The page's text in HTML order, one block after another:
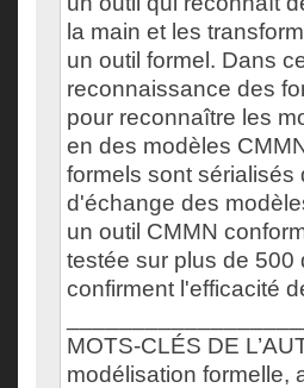
la main et les
un outil formel. Dans
reconnaissance des
pour reconnaître les
en des modèles
formels sont sérialisés
d'échange des
un outil CMMN
testée sur plus de 500
confirment l'efficacité
MOTS-CLÉS DE
modélisation formelle,